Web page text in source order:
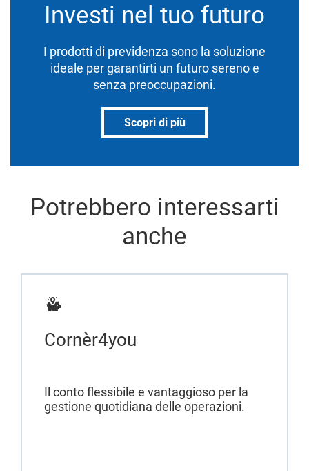
Investi nel tuo futuro
I prodotti di previdenza sono la soluzione
ideale per garantirti un futuro sereno e
senza preoccupazioni.
Scopri di più
Potrebbero interessarti
anche
Cornèr4you
Il conto flessibile e vantaggioso per la
gestione quotidiana delle operazioni.